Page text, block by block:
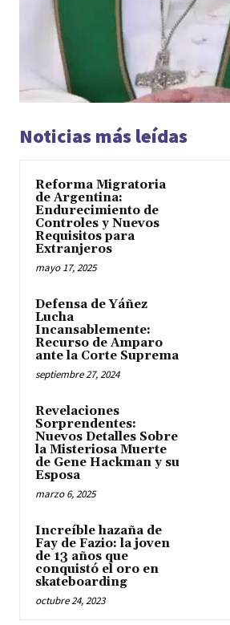
Noticias más leídas
Reforma Migratoria
de Argentina:
Endurecimiento de
Controles y Nuevos
Requisitos para
Extranjeros
mayo 17, 2025
Defensa de Yáñez
Lucha
Incansablemente:
Recurso de Amparo
ante la Corte Suprema
septiembre 27, 2024
Revelaciones
Sorprendentes:
Nuevos Detalles Sobre
la Misteriosa Muerte
de Gene Hackman y su
Esposa
marzo 6, 2025
Increíble hazaña de
Fay de Fazio: la joven
de 13 años que
conquistó el oro en
skateboarding
octubre 24, 2023